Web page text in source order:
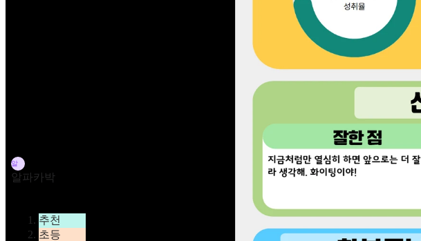
알
알파카박
추천
초등